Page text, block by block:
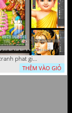
file tranh phat giao le phat dan vuon lam ty ni 05052026 dao t2
THÊM VÀO GIỎ